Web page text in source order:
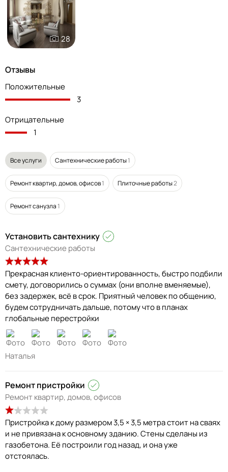
28
Отзывы
Положительные
3
Отрицательные
1
Все услуги Сантехнические работы1
Ремонт квартир, домов, офисов1 Плиточные работы2
Ремонт санузла1
Установить сантехнику
Сантехнические работы
Прекрасная клиенто-ориентированность, быстро подбили
смету, договорились о суммах (они вполне вменяемые),
без задержек, всё в срок. Приятный человек по общению,
будем сотрудничать дальше, потому что в планах
глобальные перестройки
Наталья
Ремонт пристройки
Ремонт квартир, домов, офисов
Пристройка к дому размером 3,5 × 3,5 метра стоит на сваях
и не привязана к основному зданию. Стены сделаны из
газобетона. Её построили год назад, и она уже
отстоялась.